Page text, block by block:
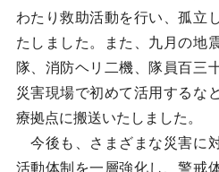
わたり救助活動を行い、孤立
たしました。また、九月の地
隊、消防ヘリ二機、隊員百三
災害現場で初めて活用するな
療拠点に搬送いたしました。
今後も、さまざまな災害に
活動体制を一層強化し、警戒